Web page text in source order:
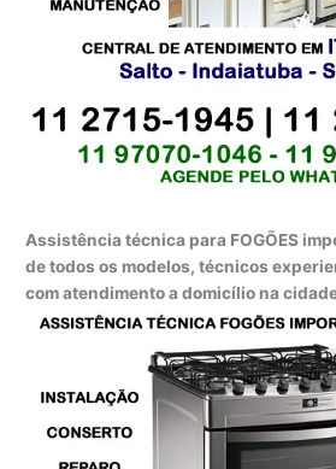
Assistência técnica para FOGÕES
de todos os modelos, técnicos
com atendimento a domicílio na